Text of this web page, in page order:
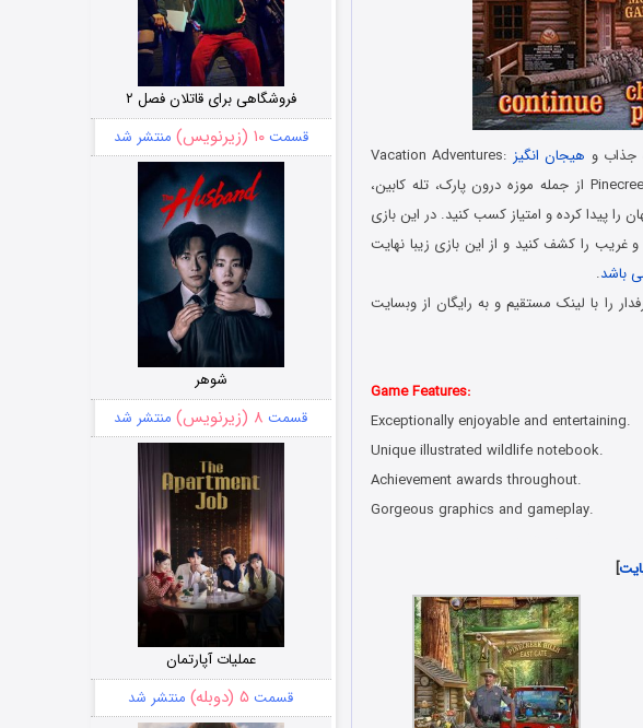
جذاب و هیجان انگیز Vacation Adventures:
Park Ranger را منتشر کرد. در این بازی زیبا شما باید در مناطق مختلف Pinecreek از جمله موزه درون پارک، تله کابین،
پیدا کرده و امتیاز کسب کنید. در این بازی
غریب را کشف کنید و از این بازی زیبا نهایت
باشد.
را با لینک مستقیم و به رایگان از وبسایت
Game Features:
Exceptionally enjoyable and entertaining.
Unique illustrated wildlife notebook.
Achievement awards throughout.
Gorgeous graphics and gameplay.
]
فروشگاهی برای قاتلان فصل ۲
قسمت۱۰ (زیرنویس) منتشر شد
شوهر
قسمت ۸ (زیرنویس) منتشر شد
عملیات آپارتمان
قسمت ۵ (دوبله) منتشر شد